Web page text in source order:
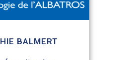
BALMERT